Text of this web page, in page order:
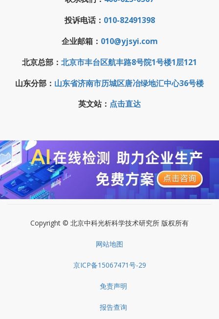
投诉电话： 010-82491398
企业邮箱： 010@yjsyi.com
北京总部： 北京市丰台区航丰路8号院1号楼1层121
山东分部： 山东省济南市历城区唐冶绿地汇中心36号楼
英文站： 点击直达
Copyright © 北京中科光析科学技术研究所 版权所有
网站地图
京ICP备15067471号-29
免责声明
报告查询